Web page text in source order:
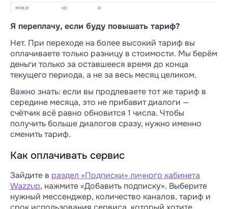
Я переплачу, если буду повышать тариф?
Нет. При переходе на более высокий тариф вы
оплачиваете только разницу в стоимости. Мы берём
деньги только за оставшееся время до конца
текущего периода, а не за весь месяц целиком.
Важно знать: если вы продлеваете тот же тариф в
середине месяца, это не прибавит диалоги —
счётчик всё равно обновится 1 числа. Чтобы
получить больше диалогов сразу, нужно именно
сменить тариф.
Как оплачивать сервис
Зайдите в раздел «Подписки» личного кабинета
Wazzup, нажмите «Добавить подписку». Выберите
нужный мессенджер, количество каналов, тариф и